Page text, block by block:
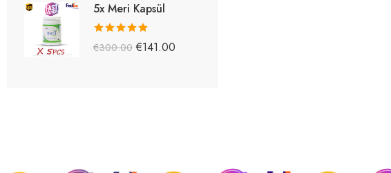
5x Meri Kapsül
5 üzerinden
€300.00 €141.00